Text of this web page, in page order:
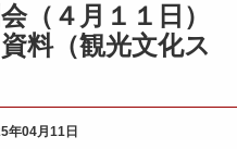
（４月１１日）
料（観光文化ス
年04月11日